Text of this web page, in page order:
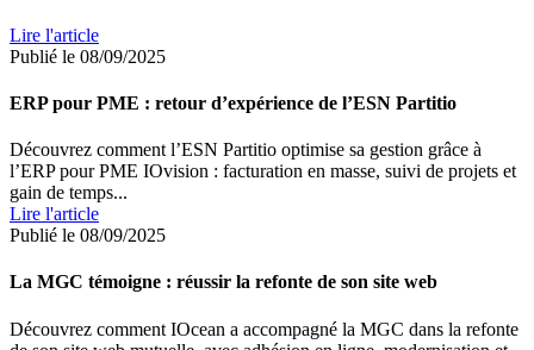
Lire l'article
Publié le 08/09/2025
ERP pour PME : retour d’expérience de l’ESN Partitio
Découvrez comment l’ESN Partitio optimise sa gestion grâce à
l’ERP pour PME IOvision : facturation en masse, suivi de projets et
gain de temps...
Lire l'article
Publié le 08/09/2025
La MGC témoigne : réussir la refonte de son site web
Découvrez comment IOcean a accompagné la MGC dans la refonte